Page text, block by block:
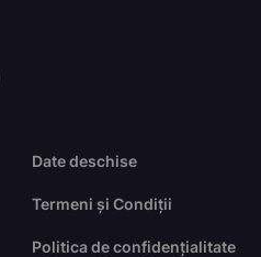
Date deschise
Termeni și Condiții
Politica de confidențialitate